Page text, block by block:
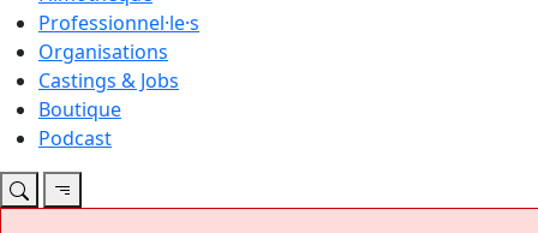
Professionnel·le·s
Organisations
Castings & Jobs
Boutique
Podcast